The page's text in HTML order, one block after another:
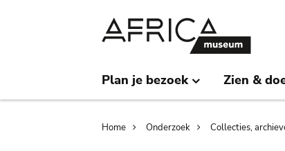
Plan je bezoek Zien &
Breadcrumb
Home Onderzoek Collecties,